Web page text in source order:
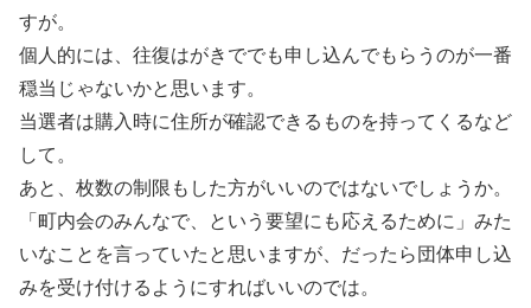
すが。
個人的には、往復はがきででも申し込んでもらうのが一番
穏当じゃないかと思います。
当選者は購入時に住所が確認できるものを持ってくるなど
して。
あと、枚数の制限もした方がいいのではないでしょうか。
「町内会のみんなで、という要望にも応えるために」みた
いなことを言っていたと思いますが、だったら団体申し込
みを受け付けるようにすればいいのでは。